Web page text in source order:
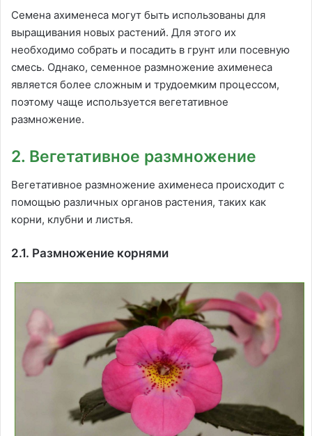
Семена ахименеса могут быть использованы для
выращивания новых растений. Для этого их
необходимо собрать и посадить в грунт или посевную
смесь. Однако, семенное размножение ахименеса
является более сложным и трудоемким процессом,
поэтому чаще используется вегетативное
размножение.
2. Вегетативное размножение
Вегетативное размножение ахименеса происходит с
помощью различных органов растения, таких как
корни, клубни и листья.
2.1. Размножение корнями